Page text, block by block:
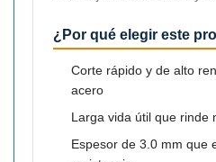
¿Por qué elegir este
Corte rápido y de alto
acero
Larga vida útil que rinde
Espesor de 3.0 mm que